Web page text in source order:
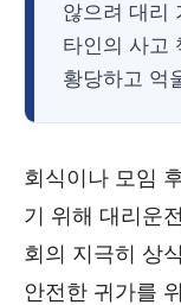
않으려 대리
타인의 사고
황당하고 억
회식이나 모임
기 위해 대리운
회의 지극히 상
안전한 귀가를